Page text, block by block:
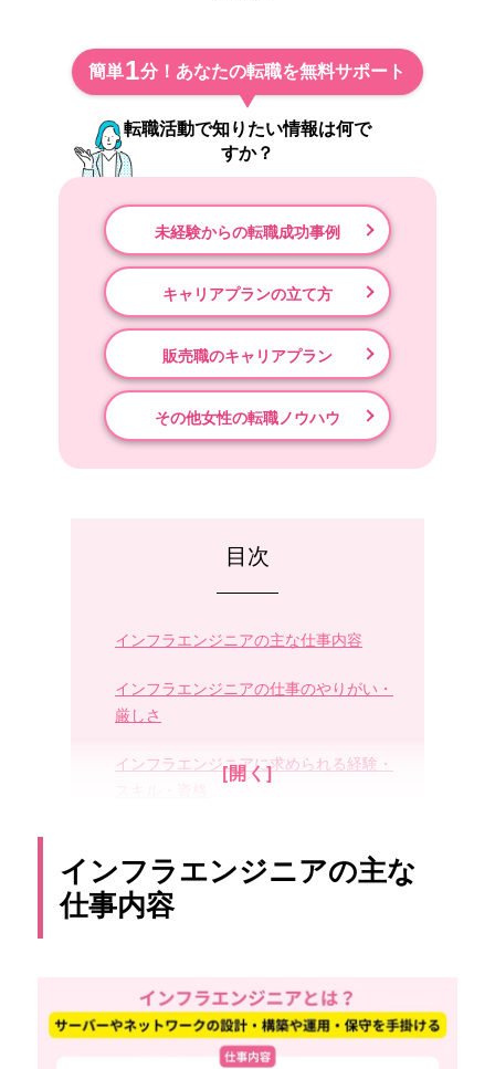
簡単1分！あなたの転職を無料サポート
転職活動で知りたい情報は何で
すか？
未経験からの転職成功事例
キャリアプランの立て方
販売職のキャリアプラン
その他女性の転職ノウハウ
目次
インフラエンジニアの主な仕事内容
インフラエンジニアの仕事のやりがい・
厳しさ
インフラエンジニアに求められる経験・
未経験からインフラエンジニアになるに
は
インフラエンジニアの主な
仕事内容